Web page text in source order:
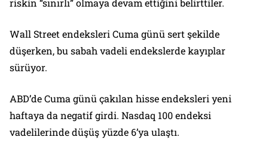
Wall Street endeksleri Cuma günü sert şekilde
düşerken, bu sabah vadeli endekslerde kayıplar
sürüyor.
ABD’de Cuma günü çakılan hisse endeksleri yeni
haftaya da negatif girdi. Nasdaq 100 endeksi
vadelilerinde düşüş yüzde 6’ya ulaştı.